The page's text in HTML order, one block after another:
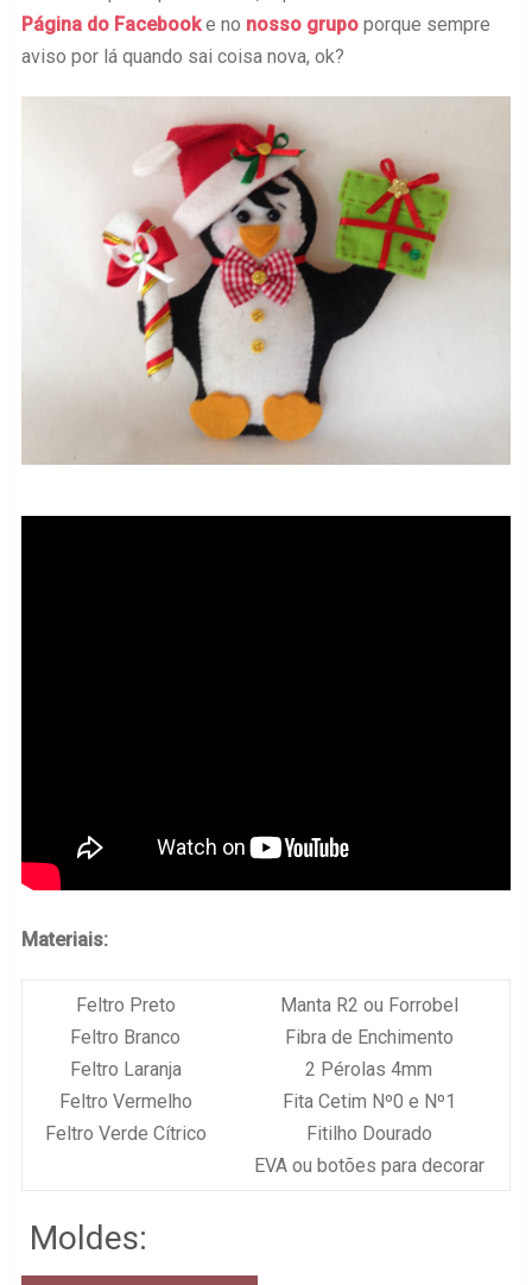
Página do Facebooke no nosso grupoporque sempre
aviso por lá quando sai coisa nova, ok?
Materiais:
Feltro Preto
Feltro Branco
Feltro Laranja
Feltro Vermelho
Feltro Verde Cítrico
Manta R2 ou Forrobel
Fibra de Enchimento
2 Pérolas 4mm
Fita Cetim Nº0 e Nº1
Fitilho Dourado
EVA ou botões para decorar
Moldes: